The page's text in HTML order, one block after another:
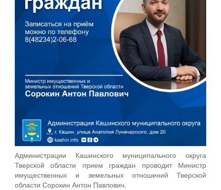
Администрации Кашинского муниципального округа
Тверской области прием граждан проводит Министр
имущественных и земельных отношений Тверской
области Сорокин Антон Павлович.